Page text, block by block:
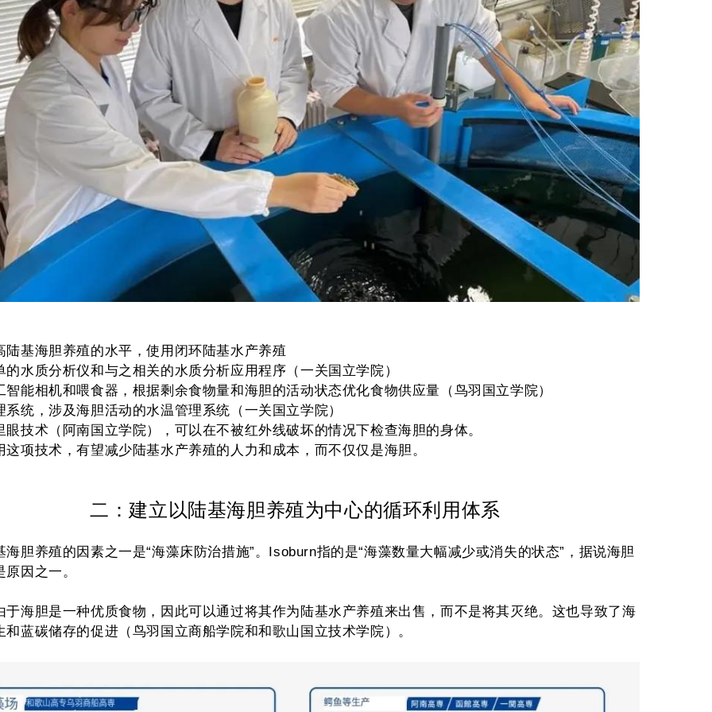
陆基海胆养殖的水平，使用闭环陆基水产养殖
的水质分析仪和与之相关的水质分析应用程序（一关国立学院）
智能相机和喂食器，根据剩余食物量和海胆的活动状态优化食物供应量（鸟羽国立学院）
系统，涉及海胆活动的水温管理系统（一关国立学院）
眼技术（阿南国立学院），可以在不被红外线破坏的情况下检查海胆的身体。
这项技术，有望减少陆基水产养殖的人力和成本，而不仅仅是海胆。
二：建立以陆基海胆养殖为中心的循环利用体系
海胆养殖的因素之一是“海藻床防治措施”。Isoburn指的是“海藻数量大幅减少或消失的状态”，据说海胆
因之一。
于海胆是一种优质食物，因此可以通过将其作为陆基水产养殖来出售，而不是将其灭绝。这也导致了海
和蓝碳储存的促进（鸟羽国立商船学院和和歌山国立技术学院）。